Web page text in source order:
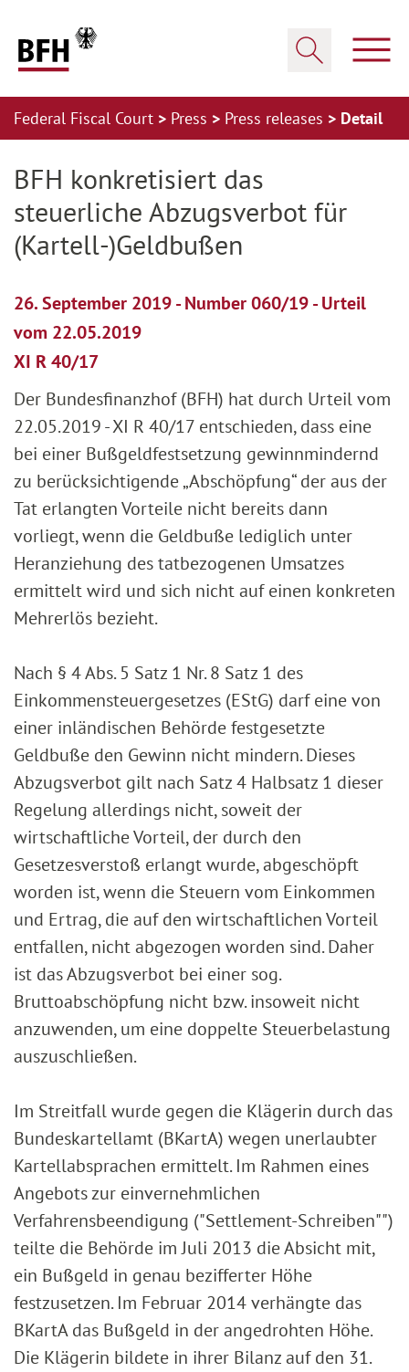
Federal Fiscal Court Press Press releases Detail
BFH konkretisiert das
steuerliche Abzugsverbot für
(Kartell-)Geldbußen
26. September 2019 - Number 060/19 - Urteil
vom 22.05.2019
XI R 40/17
Der Bundesfinanzhof (BFH) hat durch Urteil vom
22.05.2019 - XI R 40/17 entschieden, dass eine
bei einer Bußgeldfestsetzung gewinnmindernd
zu berücksichtigende „Abschöpfung“ der aus der
Tat erlangten Vorteile nicht bereits dann
vorliegt, wenn die Geldbuße lediglich unter
Heranziehung des tatbezogenen Umsatzes
ermittelt wird und sich nicht auf einen konkreten
Mehrerlös bezieht.
Nach § 4 Abs. 5 Satz 1 Nr. 8 Satz 1 des
Einkommensteuergesetzes (EStG) darf eine von
einer inländischen Behörde festgesetzte
Geldbuße den Gewinn nicht mindern. Dieses
Abzugsverbot gilt nach Satz 4 Halbsatz 1 dieser
Regelung allerdings nicht, soweit der
wirtschaftliche Vorteil, der durch den
Gesetzesverstoß erlangt wurde, abgeschöpft
worden ist, wenn die Steuern vom Einkommen
und Ertrag, die auf den wirtschaftlichen Vorteil
entfallen, nicht abgezogen worden sind. Daher
ist das Abzugsverbot bei einer sog.
Bruttoabschöpfung nicht bzw. insoweit nicht
anzuwenden, um eine doppelte Steuerbelastung
auszuschließen.
Im Streitfall wurde gegen die Klägerin durch das
Bundeskartellamt (BKartA) wegen unerlaubter
Kartellabsprachen ermittelt. Im Rahmen eines
Angebots zur einvernehmlichen
Verfahrensbeendigung ("Settlement-Schreiben"")
teilte die Behörde im Juli 2013 die Absicht mit,
ein Bußgeld in genau bezifferter Höhe
festzusetzen. Im Februar 2014 verhängte das
BKartA das Bußgeld in der angedrohten Höhe.
Die Klägerin bildete in ihrer Bilanz auf den 31.